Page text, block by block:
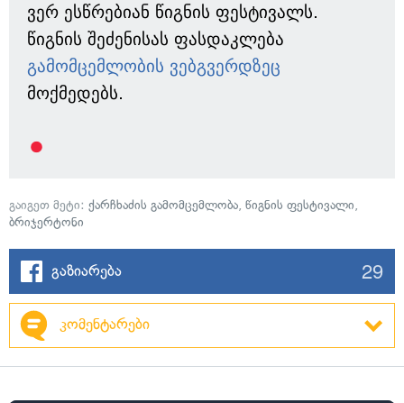
ვერ ესწრებიან წიგნის ფესტივალს.
წიგნის შეძენისას ფასდაკლება
გამომცემლობის ვებგვერდზეც
მოქმედებს.
გაიგეთ მეტი: ქარჩხაძის გამომცემლობა, წიგნის ფესტივალი,
ბრიჯერტონი
გაზიარება 29
კომენტარები